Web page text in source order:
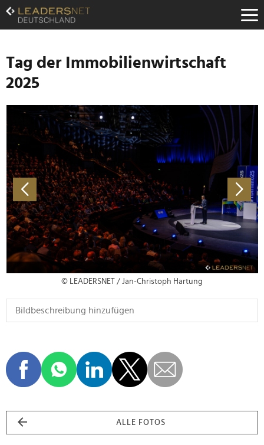
Zum
Inhalt
Zur
Navigation
Zur
Hauptnavigation
Tag der Immobilienwirtschaft
2025
© LEADERSNET / Jan-Christoph Hartung
ALLE FOTOS